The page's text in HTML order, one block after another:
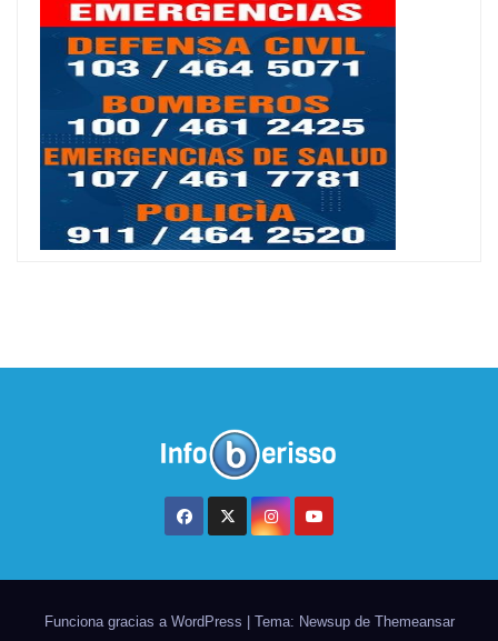
Funciona gracias a WordPress | Tema: Newsup de Themeansar